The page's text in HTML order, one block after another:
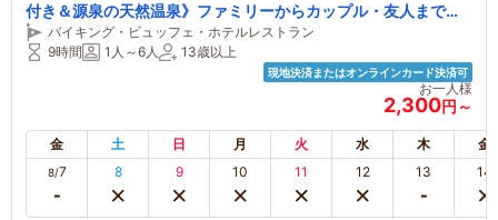
付き＆源泉の天然温泉》ファミリーからカップル・友人まで快
適滞在でみんな大満足♪セット価格でお得に利用可能！
バイキング・ビュッフェ・ホテルレストラン
9時間
1人～6人 13歳以上
現地決済またはオンラインカード決済可
お一人様
2,300円～
金 土 日 月 火 水 木 金
8/7 8 9 10 11 12 13 14